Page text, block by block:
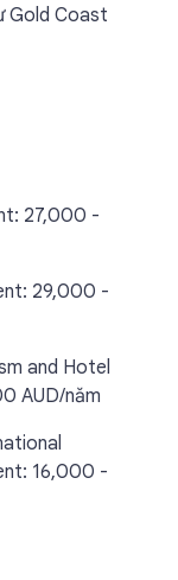
Gold Coast
27,000 -
29,000 -
and Hotel
AUD/năm
16,000 -